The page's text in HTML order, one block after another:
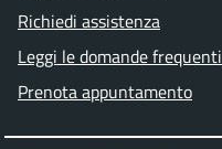
Richiedi assistenza
Leggi le domande frequenti
Prenota appuntamento